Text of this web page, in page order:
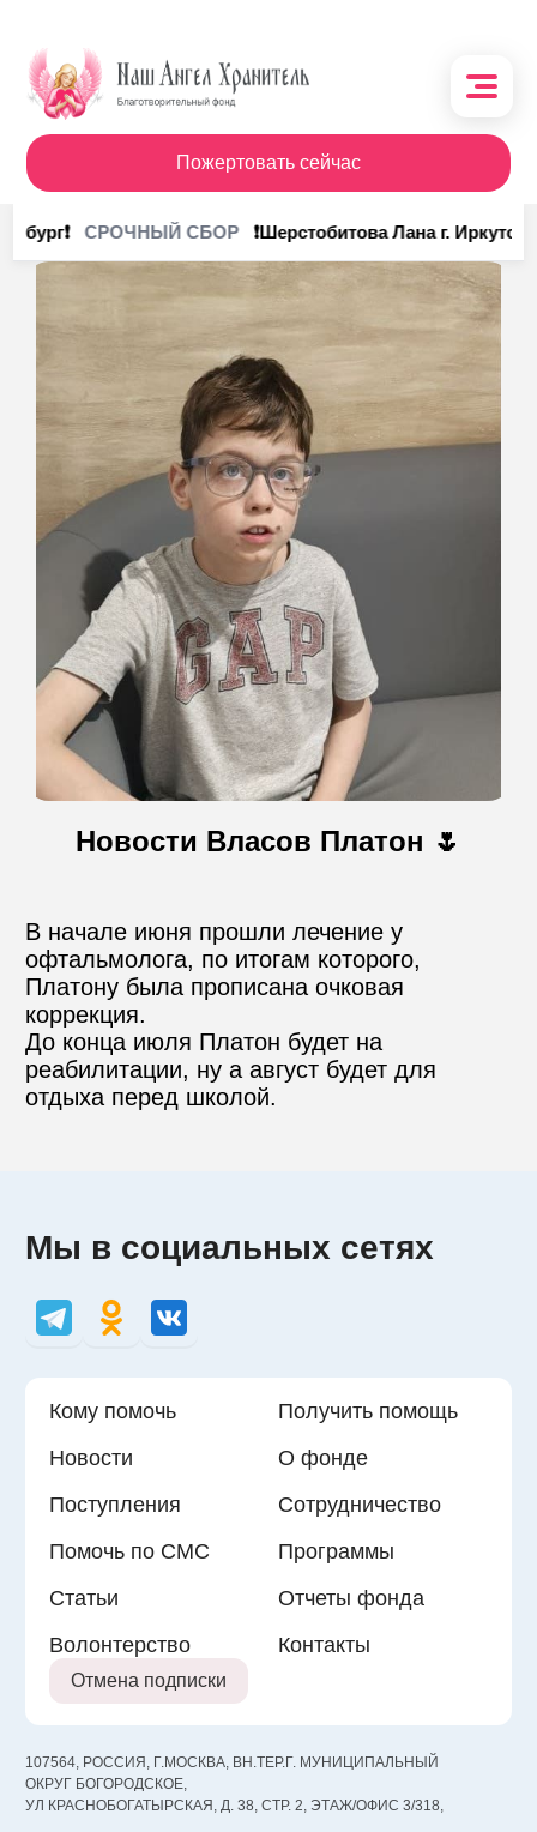
Пожертовать сейчас
О фонде
Поступления
Кому помогли
Получить помощь
Сотрудничество
Контакты
Пожертвовать
телефон для связи
+74999610149
СРОЧНЫЙ СБОР ❗Шерстобитова Лана г. Иркутск❗
Новости Власов Платон 🌷
В начале июня прошли лечение у
офтальмолога, по итогам которого,
Платону была прописана очковая
коррекция.
До конца июля Платон будет на
реабилитации, ну а август будет для
отдыха перед школой.
Мы в социальных сетях
Кому помочь
Получить помощь
Новости
О фонде
Поступления
Сотрудничество
Помочь по СМС
Программы
Статьи
Отчеты фонда
Волонтерство
Контакты
Отмена подписки
107564, РОССИЯ, Г.МОСКВА, ВН.ТЕР.Г. МУНИЦИПАЛЬНЫЙ
ОКРУГ БОГОРОДСКОЕ,
УЛ КРАСНОБОГАТЫРСКАЯ, Д. 38, СТР. 2, ЭТАЖ/ОФИС 3/318,